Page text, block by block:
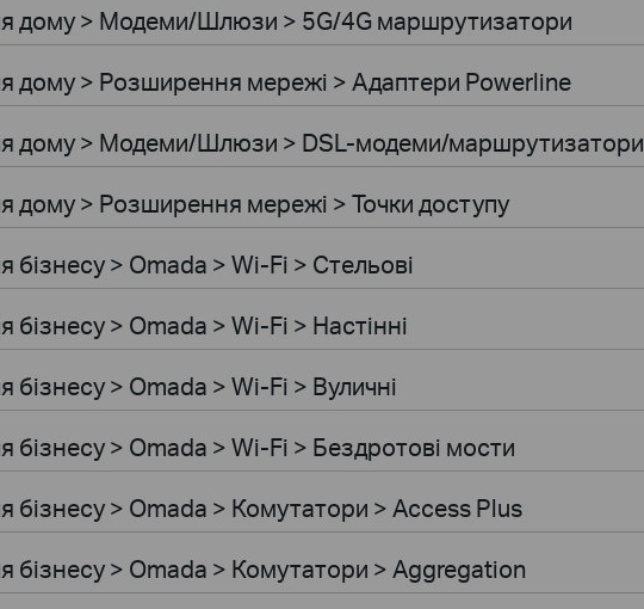
дому > Модеми/Шлюзи > 5G/4G маршрутизатори
дому > Розширення мережi > Адаптери Powerline
дому > Модеми/Шлюзи > DSL-модеми/маршрутизатори
дому > Розширення мережi > Точки доступу
бiзнесу > Omada > Wi-Fi > Стельові
бiзнесу > Omada > Wi-Fi > Настінні
бiзнесу > Omada > Wi-Fi > Вуличні
бiзнесу > Omada > Wi-Fi > Бездротові мости
бiзнесу > Omada > Комутатори > Access Plus
бiзнесу > Omada > Комутатори > Aggregation